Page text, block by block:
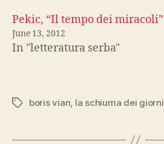
Pekic, “Il tempo dei miracoli”
June 13, 2012
In "letteratura serba"
Tagsboris vian la schiuma dei giorni